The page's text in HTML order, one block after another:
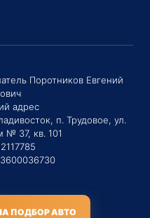
Поротников Евгений
адрес
п. Трудовое, ул.
№ 37, кв. 101
ПОДБОР АВТО